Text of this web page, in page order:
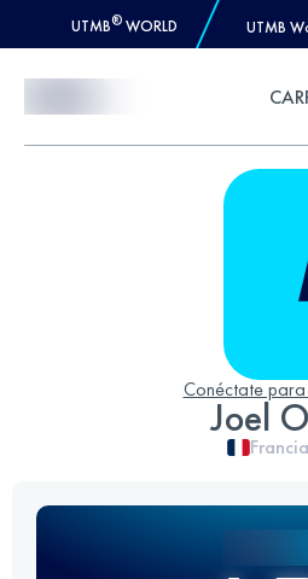
UTMB® WORLD UTMB
Conéctate
Joel
Francia